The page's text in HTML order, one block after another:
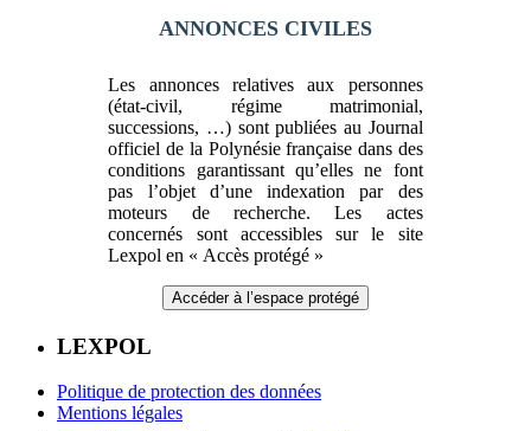
ANNONCES CIVILES
Les annonces relatives aux personnes
(état-civil, régime matrimonial,
successions, …) sont publiées au Journal
officiel de la Polynésie française dans des
conditions garantissant qu’elles ne font
pas l’objet d’une indexation par des
moteurs de recherche. Les actes
concernés sont accessibles sur le site
Lexpol en « Accès protégé »
Accéder à l’espace protégé
LEXPOL
Politique de protection des données
Mentions légales